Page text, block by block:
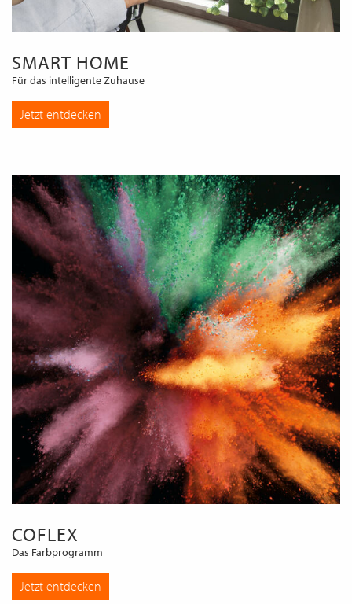
SMART HOME
Für das intelligente Zuhause
Jetzt entdecken
COFLEX
Das Farbprogramm
Jetzt entdecken